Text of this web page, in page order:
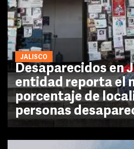
JALISCO
Desaparecidos en
entidad reporta el
porcentaje de
personas